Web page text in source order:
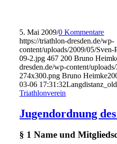
5. Mai 2009/0 Kommentare
https://triathlon-dresden.de/wp-
content/uploads/2009/05/
09-2.jpg 467 200 Bruno
dresden.de/wp-content/
274x300.png Bruno Heimke
03-06 17:31:32Langdistanz_old
Triathlonverein
Jugendordnung
§ 1 Name und